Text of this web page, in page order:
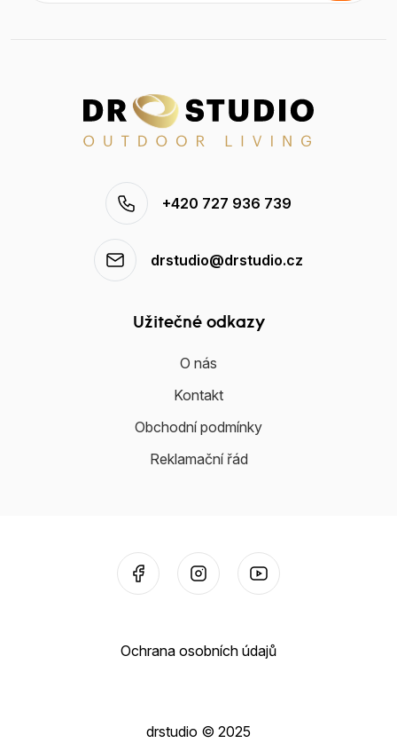
+420 727 936 739
drstudio@drstudio.cz
Užitečné odkazy
O nás
Kontakt
Obchodní podmínky
Reklamační řád
Ochrana osobních údajů
drstudio © 2025